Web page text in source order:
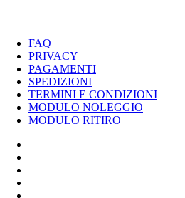
FAQ
PRIVACY
PAGAMENTI
SPEDIZIONI
TERMINI E CONDIZIONI
MODULO NOLEGGIO
MODULO RITIRO